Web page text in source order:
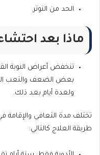
الحد من التوتر.
ماذا بعد
تنخفض أعراض النوبة
بعض الضعف والتعب
ولعدة أيام بعد ذلك.
تختلف مدة التعافي
طريقة العلاج كالتالي: